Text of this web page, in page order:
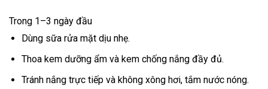
Trong 1–3 ngày đầu
Dùng sữa rửa mặt dịu nhẹ.
Thoa kem dưỡng ẩm và kem chống nắng đầy đủ.
Tránh nắng trực tiếp và không xông hơi, tắm nước nóng.